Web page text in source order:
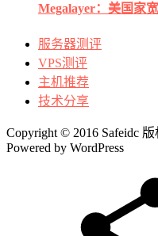
Megalayer：美国家
服务器测评
VPS测评
主机推荐
技术分享
Copyright © 2016 Safeidc
Powered by WordPress